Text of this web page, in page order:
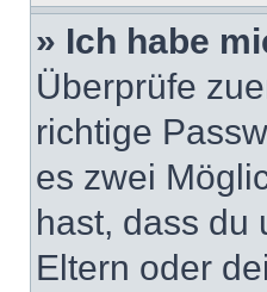
» Ich habe
Überprüfe
richtige
es zwei
hast, dass du
Eltern oder